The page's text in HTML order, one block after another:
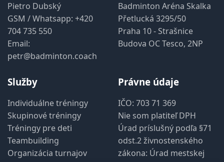
Pietro Dubský
GSM / Whatsapp: +420
704 735 550
Email:
petr@badminton.coach
Badminton Aréna Skalka
Přetlucká 3295/50
Praha 10 - Strašnice
Budova OC Tesco, 2NP
Služby
Individuálne tréningy
Skupinové tréningy
Tréningy pre deti
Teambuilding
Organizácia turnajov
Právne údaje
IČO: 703 71 369
Nie som platiteľ DPH
Úrad príslušný podľa §71
odst.2 živnostenského
zákona: Úrad mestskej